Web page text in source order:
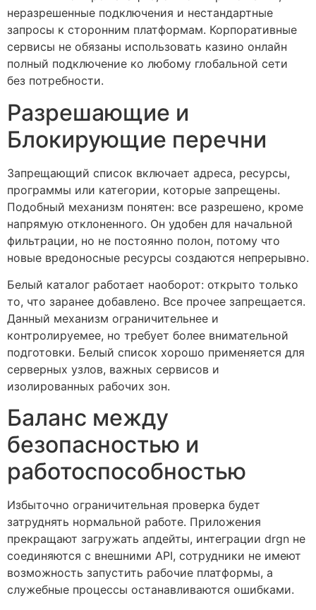
неразрешенные подключения и нестандартные
запросы к сторонним платформам. Корпоративные
сервисы не обязаны использовать казино онлайн
полный подключение ко любому глобальной сети
без потребности.
Разрешающие и
Блокирующие перечни
Запрещающий список включает адреса, ресурсы,
программы или категории, которые запрещены.
Подобный механизм понятен: все разрешено, кроме
напрямую отклоненного. Он удобен для начальной
фильтрации, но не постоянно полон, потому что
новые вредоносные ресурсы создаются непрерывно.
Белый каталог работает наоборот: открыто только
то, что заранее добавлено. Все прочее запрещается.
Данный механизм ограничительнее и
контролируемее, но требует более внимательной
подготовки. Белый список хорошо применяется для
серверных узлов, важных сервисов и
изолированных рабочих зон.
Баланс между
безопасностью и
работоспособностью
Избыточно ограничительная проверка будет
затруднять нормальной работе. Приложения
прекращают загружать апдейты, интеграции drgn не
соединяются с внешними API, сотрудники не имеют
возможность запустить рабочие платформы, а
служебные процессы останавливаются ошибками.